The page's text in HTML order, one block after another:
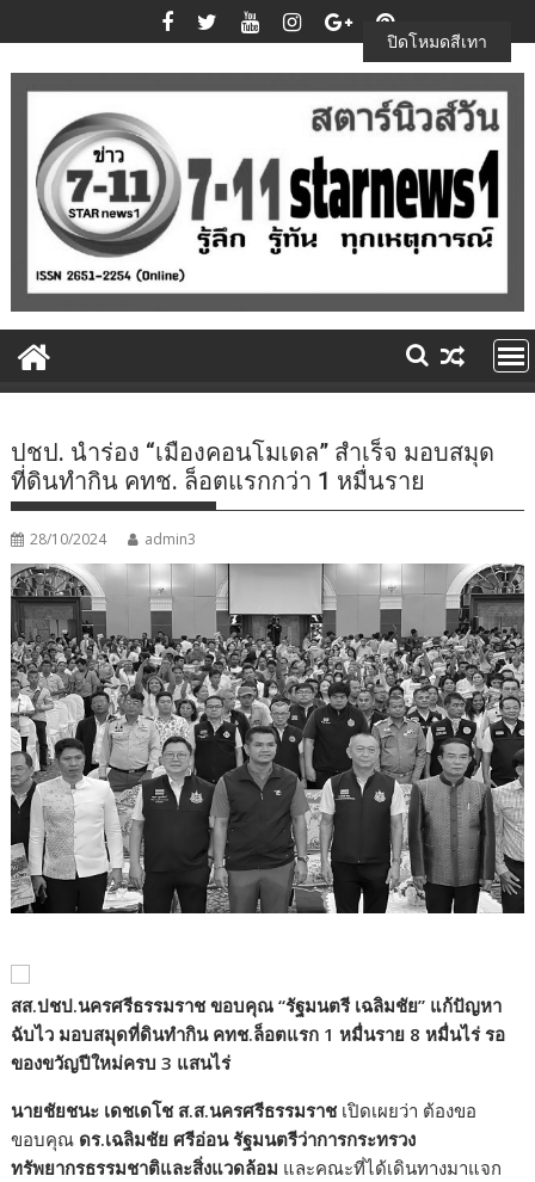
to
content
ปชป. นำร่อง “เมืองคอนโมเดล” สำเร็จ มอบสมุด
ที่ดินทำกิน คทช. ล็อตแรกกว่า 1 หมื่นราย
28/10/2024 admin3
สส.ปชป.นครศรีธรรมราช ขอบคุณ“รัฐมนตรี เฉลิมชัย” แก้ปัญหา
ฉับไว มอบสมุดที่ดินทำกิน คทช.ล็อตแรก 1 หมื่นราย 8 หมื่นไร่ รอ
ของขวัญปีใหม่ครบ 3 แสนไร่
นายชัยชนะ เดชเดโช ส.ส.นครศรีธรรมราชเปิดเผยว่า ต้องขอ
ขอบคุณ ดร.เฉลิมชัย ศรีอ่อน รัฐมนตรีว่าการกระทรวง
ทรัพยากรธรรมชาติและสิ่งแวดล้อม และคณะที่ได้เดินทางมาแจก
ปิดโหมดสีเทา